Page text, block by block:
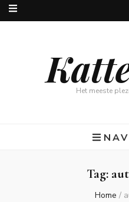
Het meeste
Tag:
Home /